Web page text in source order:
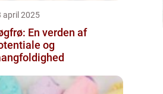
april 2025
En verden af
og